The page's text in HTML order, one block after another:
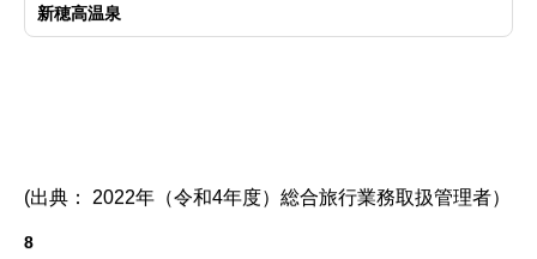
新穂高温泉
(出典： 2022年（令和4年度）総合旅行業務取扱管理者）
8